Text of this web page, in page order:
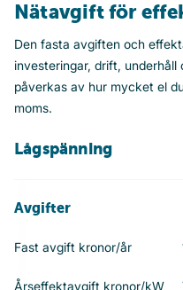
Nätavgift för
Den fasta avgiften och
investeringar, drift,
påverkas av hur mycket el
moms.
Lågspänning
Avgifter
Fast avgift kronor/år
Årseffektavgift kronor/kW